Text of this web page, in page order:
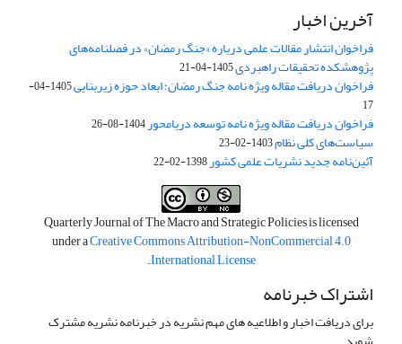
آخرین اخبار
فراخوان انتشار مقالات علمی درباره «جنگ رمضان» در فصلنامه‌های
پژوهشکده تحقیقات راهبردی1405-04-21
فراخوان دریافت مقاله ویژه نامه جنگ رمضان؛ ابعاد حوزه زیربنایی
1405-04-
17
فراخوان دریافت مقاله ویژه نامه توسعه دریامحور1404-08-26
سیاست‌های کلی نظام1403-02-23
آئین‌نامه جدید نشریات علمی کشور1398-02-22
Quarterly Journal of The Macro and Strategic Policies is licensed
under aCreative Commons Attribution-NonCommercial 4.0
International License
.
اشتراک خبرنامه
برای دریافت اخبار و اطلاعیه های مهم نشریه در خبرنامه نشریه مشترک